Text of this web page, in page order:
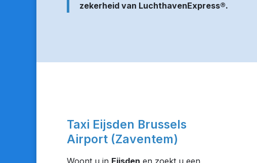
zekerheid van LuchthavenExpress®.
Taxi Eijsden Brussels
Airport (Zaventem)
Woont u in Eijsden en zoekt u een